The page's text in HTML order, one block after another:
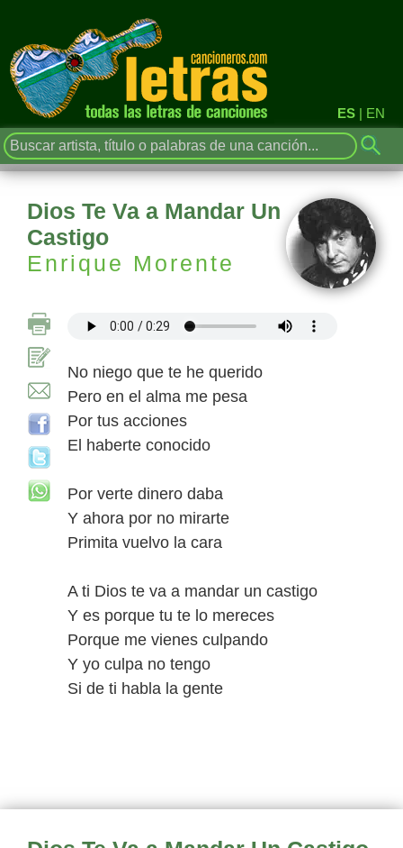
ES | EN
Dios Te Va a Mandar Un
Castigo
Enrique Morente
No niego que te he querido
Pero en el alma me pesa
Por tus acciones
El haberte conocido
Por verte dinero daba
Y ahora por no mirarte
Primita vuelvo la cara
A ti Dios te va a mandar un castigo
Y es porque tu te lo mereces
Porque me vienes culpando
Y yo culpa no tengo
Si de ti habla la gente